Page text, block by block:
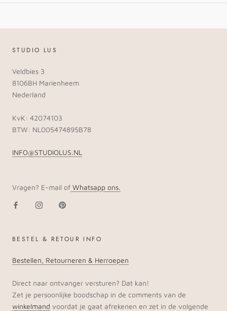
STUDIO LUS
Veldbies 3
8106BH Marienheem
Nederland
KvK: 42074103
BTW: NL005474895B78
INFO@STUDIOLUS.NL
Vragen? E-mail of Whatsapp ons.
BESTEL & RETOUR INFO
Bestellen, Retourneren & Herroepen
Direct naar ontvanger versturen? Dat kan!
Zet je persoonlijke boodschap in de comments van de
winkelmand voordat je gaat afrekenen en zet in de volgende